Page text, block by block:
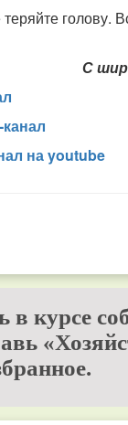
С
на youtube
в курсе